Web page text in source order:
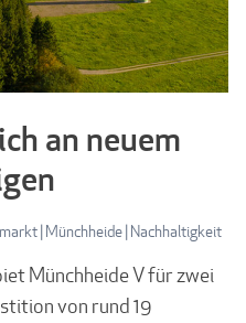
an neuem
| Münchheide| Nachhaltigkeit
Münchheide V für zwei
von rund 19